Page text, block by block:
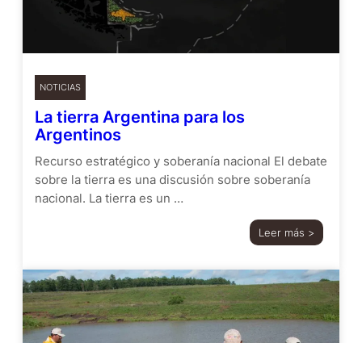
NOTICIAS
La tierra Argentina para los
Argentinos
Recurso estratégico y soberanía nacional El debate
sobre la tierra es una discusión sobre soberanía
nacional. La tierra es un …
Leer más >